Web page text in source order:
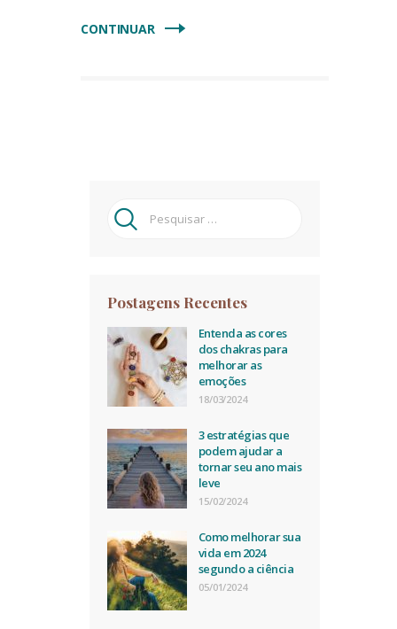
CONTINUAR
Pesquisar
por:
Postagens Recentes
Entenda as cores
dos chakras para
melhorar as
emoções
18/03/2024
3 estratégias que
podem ajudar a
tornar seu ano mais
leve
15/02/2024
Como melhorar sua
vida em 2024
segundo a ciência
05/01/2024